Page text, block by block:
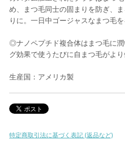
め、まつ毛同士の固まりを防ぎ、
りに。一日中ゴージャスなまつ毛を
◎ナノペプチド複合体はまつ毛に
グ効果で使うたびに自まつ毛がよ
生産国：アメリカ製
特定商取引法に基づく表記 (返品など)